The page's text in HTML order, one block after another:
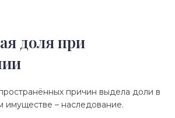
доля при
причин выдела доли в
имуществе – наследование.